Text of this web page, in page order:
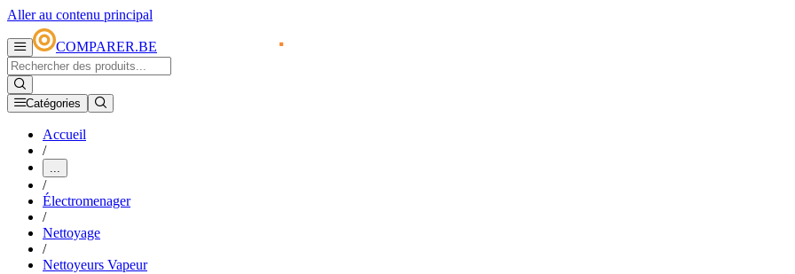
Aller au contenu principal
COMPARER.BE
Catégories
Accueil
/
...
/
Électromenager
/
Nettoyage
/
Nettoyeurs Vapeur